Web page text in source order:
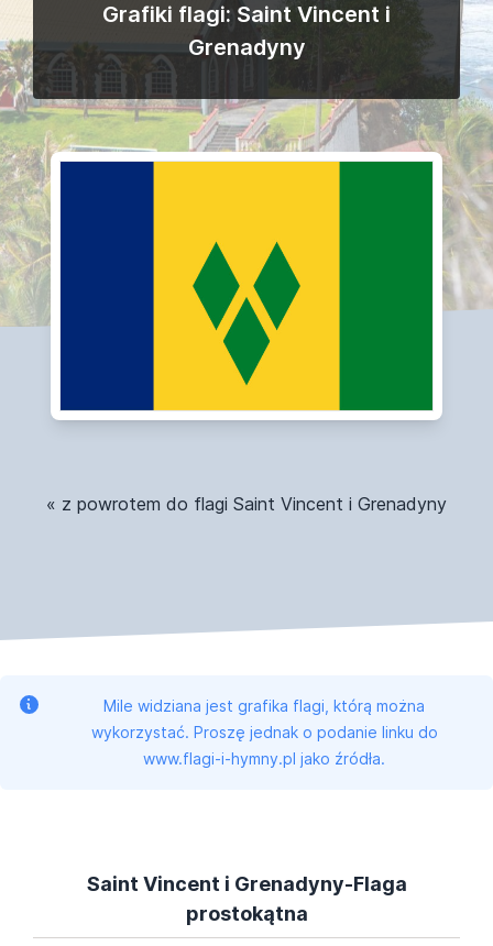
Grafiki flagi: Saint Vincent i
Grenadyny
« z powrotem do flagi Saint Vincent i Grenadyny
Mile widziana jest grafika flagi, którą można
wykorzystać. Proszę jednak o podanie linku do
www.flagi-i-hymny.pl jako źródła.
Saint Vincent i Grenadyny-Flaga
prostokątna